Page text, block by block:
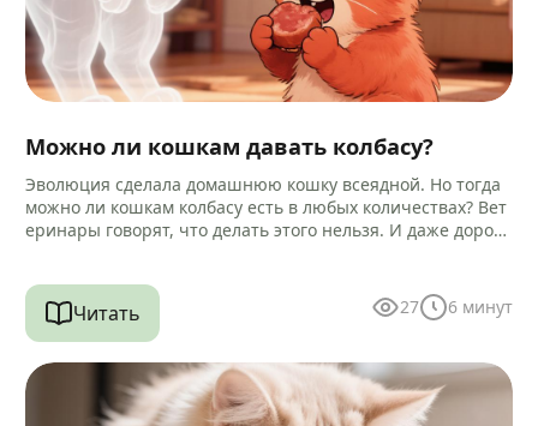
Можно ли кошкам давать колбасу?
Эволюция сделала домашнюю кошку всеядной. Но тогда
можно ли кошкам колбасу есть в любых количествах? Вет
еринары говорят, что делать этого нельзя. И даже дороги
Читать 27 6 минут